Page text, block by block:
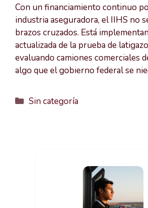
Con un financiamiento continuo
industria aseguradora, el IIHS no
brazos cruzados. Está
actualizada de la prueba de
evaluando camiones comerciales
algo que el gobierno federal se
Categorías
Sin categoría